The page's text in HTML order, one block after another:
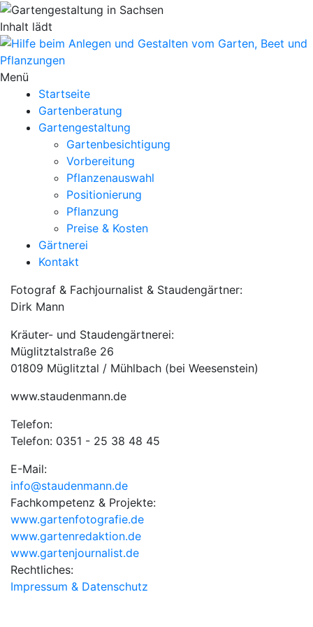
Inhalt lädt
Menü
Startseite
Gartenberatung
Gartengestaltung
Gartenbesichtigung
Vorbereitung
Pflanzenauswahl
Positionierung
Pflanzung
Preise & Kosten
Gärtnerei
Kontakt
Fotograf & Fachjournalist & Staudengärtner:
Dirk Mann
Kräuter- und Staudengärtnerei:
Müglitztalstraße 26
01809 Müglitztal / Mühlbach (bei Weesenstein)
www.staudenmann.de
Telefon:
Telefon: 0351 - 25 38 48 45
E-Mail:
info@staudenmann.de
Fachkompetenz & Projekte:
www.gartenfotografie.de
www.gartenredaktion.de
www.gartenjournalist.de
Rechtliches:
Impressum & Datenschutz